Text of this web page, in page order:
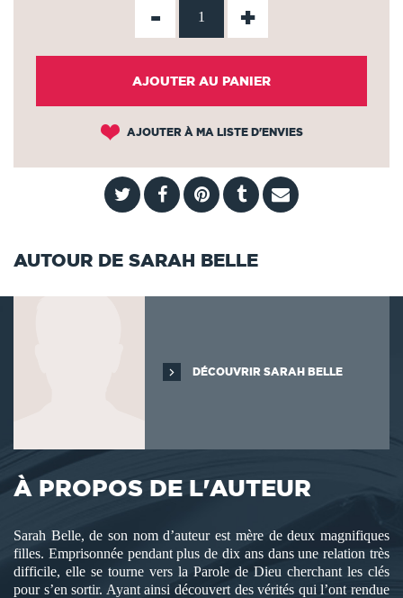
- +
AJOUTER AU PANIER
AJOUTER À MA LISTE D'ENVIES
AUTOUR DE SARAH BELLE
DÉCOUVRIR SARAH BELLE
À PROPOS DE L'AUTEUR
Sarah Belle, de son nom d’auteur est mère de deux magnifiques
filles. Emprisonnée pendant plus de dix ans dans une relation très
difficile, elle se tourne vers la Parole de Dieu cherchant les clés
pour s’en sortir. Ayant ainsi découvert des vérités qui l’ont rendue